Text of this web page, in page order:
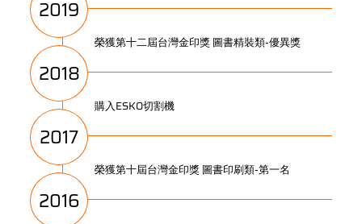
2019
榮獲第十二屆台灣金印獎 圖書精裝類-優異獎
2018
購入ESKO切割機
2017
榮獲第十屆台灣金印獎 圖書印刷類-第一名
2016